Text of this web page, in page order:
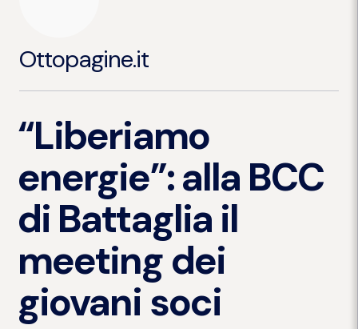
Ottopagine.it
“Liberiamo
energie”: alla BCC
di Battaglia il
meeting dei
giovani soci